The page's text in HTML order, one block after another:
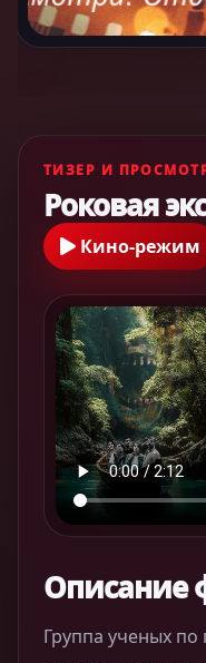
ТИЗЕР И
Роковая
Кино-режим
Описание
Группа ученых